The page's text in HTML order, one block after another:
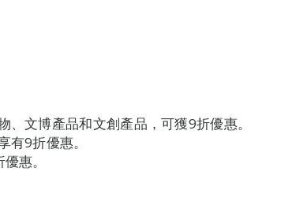
文博產品和文創產品，可獲9折優惠。
9折優惠。
惠。